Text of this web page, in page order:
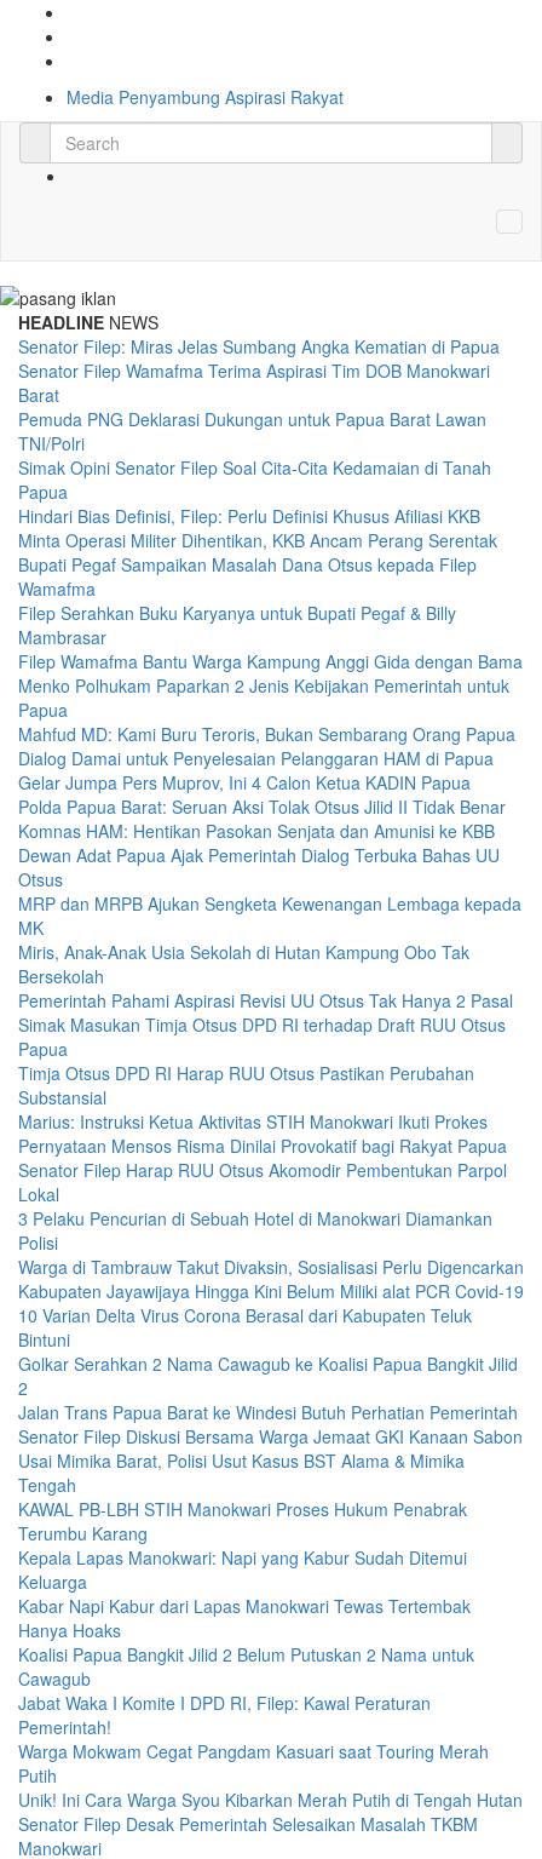
Media Penyambung Aspirasi Rakyat
HEADLINE NEWS
Senator Filep: Miras Jelas Sumbang Angka Kematian di Papua
Senator Filep Wamafma Terima Aspirasi Tim DOB Manokwari
Barat
Pemuda PNG Deklarasi Dukungan untuk Papua Barat Lawan
TNI/Polri
Simak Opini Senator Filep Soal Cita-Cita Kedamaian di Tanah
Papua
Hindari Bias Definisi, Filep: Perlu Definisi Khusus Afiliasi KKB
Minta Operasi Militer Dihentikan, KKB Ancam Perang Serentak
Bupati Pegaf Sampaikan Masalah Dana Otsus kepada Filep
Wamafma
Filep Serahkan Buku Karyanya untuk Bupati Pegaf & Billy
Mambrasar
Filep Wamafma Bantu Warga Kampung Anggi Gida dengan Bama
Menko Polhukam Paparkan 2 Jenis Kebijakan Pemerintah untuk
Papua
Mahfud MD: Kami Buru Teroris, Bukan Sembarang Orang Papua
Dialog Damai untuk Penyelesaian Pelanggaran HAM di Papua
Gelar Jumpa Pers Muprov, Ini 4 Calon Ketua KADIN Papua
Polda Papua Barat: Seruan Aksi Tolak Otsus Jilid II Tidak Benar
Komnas HAM: Hentikan Pasokan Senjata dan Amunisi ke KBB
Dewan Adat Papua Ajak Pemerintah Dialog Terbuka Bahas UU
Otsus
MRP dan MRPB Ajukan Sengketa Kewenangan Lembaga kepada
MK
Miris, Anak-Anak Usia Sekolah di Hutan Kampung Obo Tak
Bersekolah
Pemerintah Pahami Aspirasi Revisi UU Otsus Tak Hanya 2 Pasal
Simak Masukan Timja Otsus DPD RI terhadap Draft RUU Otsus
Papua
Timja Otsus DPD RI Harap RUU Otsus Pastikan Perubahan
Substansial
Marius: Instruksi Ketua Aktivitas STIH Manokwari Ikuti Prokes
Pernyataan Mensos Risma Dinilai Provokatif bagi Rakyat Papua
Senator Filep Harap RUU Otsus Akomodir Pembentukan Parpol
Lokal
3 Pelaku Pencurian di Sebuah Hotel di Manokwari Diamankan
Polisi
Warga di Tambrauw Takut Divaksin, Sosialisasi Perlu Digencarkan
Kabupaten Jayawijaya Hingga Kini Belum Miliki alat PCR Covid-19
10 Varian Delta Virus Corona Berasal dari Kabupaten Teluk
Bintuni
Golkar Serahkan 2 Nama Cawagub ke Koalisi Papua Bangkit Jilid
2
Jalan Trans Papua Barat ke Windesi Butuh Perhatian Pemerintah
Senator Filep Diskusi Bersama Warga Jemaat GKI Kanaan Sabon
Usai Mimika Barat, Polisi Usut Kasus BST Alama & Mimika
Tengah
KAWAL PB-LBH STIH Manokwari Proses Hukum Penabrak
Terumbu Karang
Kepala Lapas Manokwari: Napi yang Kabur Sudah Ditemui
Keluarga
Kabar Napi Kabur dari Lapas Manokwari Tewas Tertembak
Hanya Hoaks
Koalisi Papua Bangkit Jilid 2 Belum Putuskan 2 Nama untuk
Cawagub
Jabat Waka I Komite I DPD RI, Filep: Kawal Peraturan
Pemerintah!
Warga Mokwam Cegat Pangdam Kasuari saat Touring Merah
Putih
Unik! Ini Cara Warga Syou Kibarkan Merah Putih di Tengah Hutan
Senator Filep Desak Pemerintah Selesaikan Masalah TKBM
Manokwari